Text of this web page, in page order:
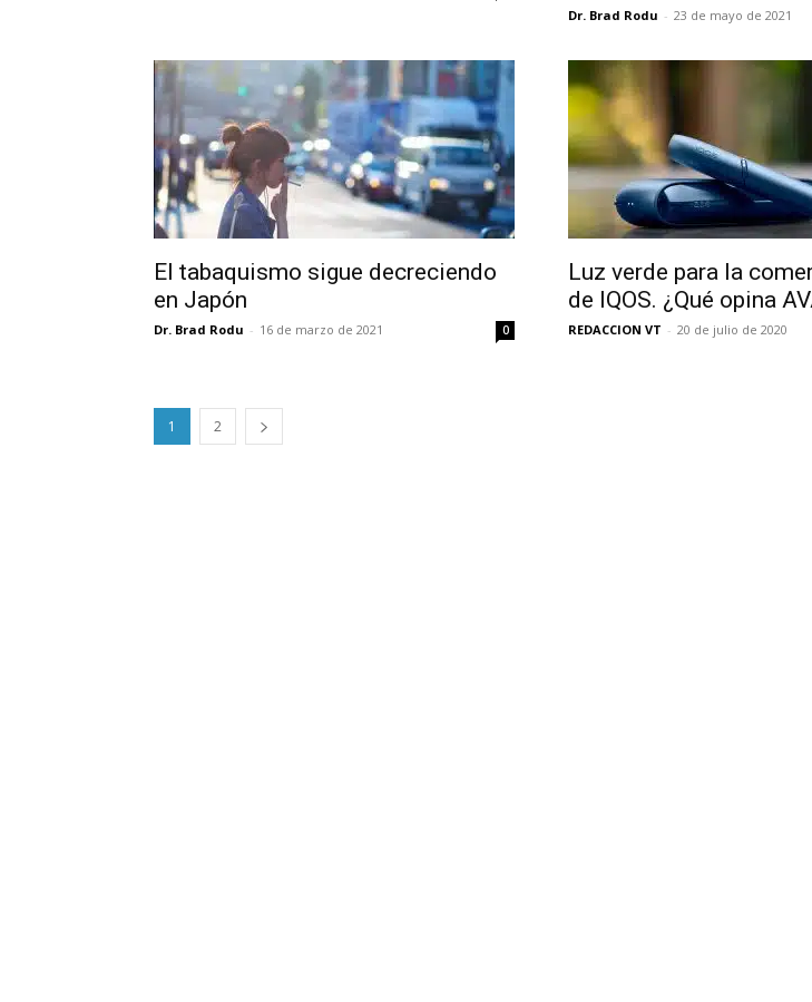
Dr. Brad Rodu - 23 de mayo de 2021
El tabaquismo sigue decreciendo
en Japón
Dr. Brad Rodu - 16 de marzo de 2021 0
Luz verde para la
de IQOS. ¿Qué opina
REDACCION VT - 20 de julio de 2020
1 2